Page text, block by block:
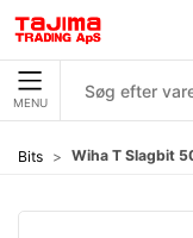
MENU
Bits Wiha T Slagbit